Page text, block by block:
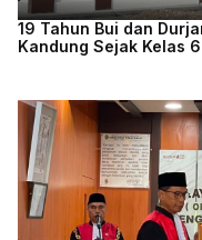
19 Tahun Bui dan
Kandung Sejak Kelas 6